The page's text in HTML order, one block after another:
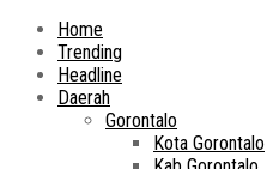
Home
Trending
Headline
Daerah
Gorontalo
Kota Gorontalo